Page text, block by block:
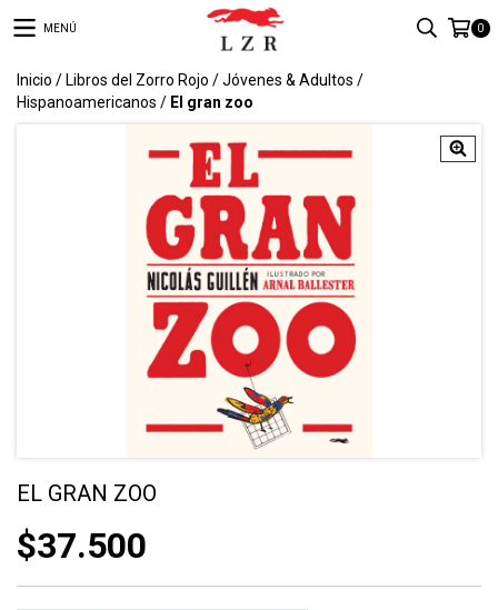
MENÚ 0
Inicio / Libros del Zorro Rojo /Jóvenes & Adultos /
Hispanoamericanos / El gran zoo
EL GRAN ZOO
$37.500